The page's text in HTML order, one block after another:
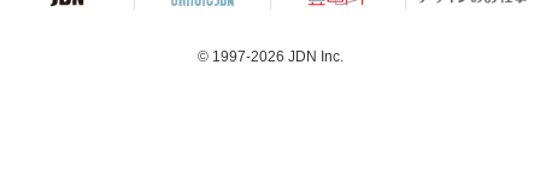
© 1997-2026 JDN Inc.